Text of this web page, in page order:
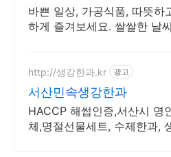
바쁜 일상, 가공식품, 따뜻하
하게 즐겨보세요. 쌀쌀한 날
http://생강한과.kr 광고
서산민속생강한과
HACCP 해썹인증,서산시 명
체,명절선물세트, 수제한과,